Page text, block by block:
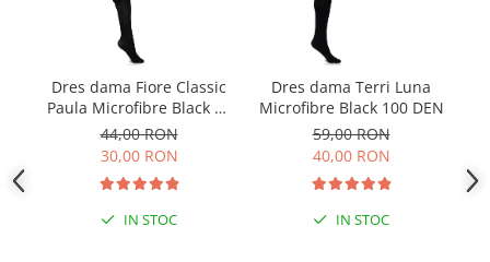
Dres dama Fiore Classic
Paula Microfibre Black 40
DEN
44,00 RON
30,00 RON
IN STOC
Dres dama Terri Luna
Microfibre Black 100 DEN
59,00 RON
40,00 RON
IN STOC